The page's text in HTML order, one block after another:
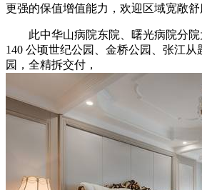
更强的保值增值能力，欢迎区域宽敞舒
此中华山病院东院、曙光病院分院
140 公顷世纪公园、金桥公园、张江
园，全精拆交付，